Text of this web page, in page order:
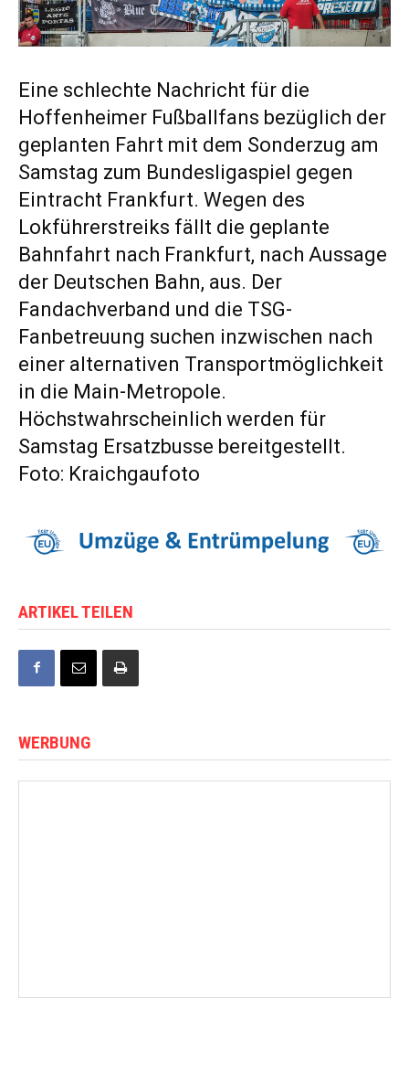
Eine schlechte Nachricht für die
Hoffenheimer Fußballfans bezüglich der
geplanten Fahrt mit dem Sonderzug am
Samstag zum Bundesligaspiel gegen
Eintracht Frankfurt. Wegen des
Lokführerstreiks fällt die geplante
Bahnfahrt nach Frankfurt, nach Aussage
der Deutschen Bahn, aus. Der
Fandachverband und die TSG-
Fanbetreuung suchen inzwischen nach
einer alternativen Transportmöglichkeit
in die Main-Metropole.
Höchstwahrscheinlich werden für
Samstag Ersatzbusse bereitgestellt.
Foto: Kraichgaufoto
ARTIKEL TEILEN
WERBUNG